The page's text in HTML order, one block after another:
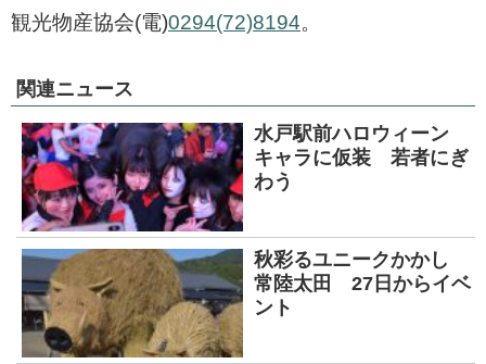
観光物産協会(電)0294(72)8194。
関連ニュース
水戸駅前ハロウィーン
キャラに仮装 若者にぎ
わう
秋彩るユニークかかし
常陸太田 27日からイベ
ント